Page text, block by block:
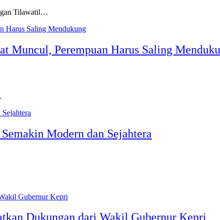
Tilawatil…
Muncul, Perempuan Harus Saling
Modern dan Sejahtera
Dukungan dari Wakil Gubernur Kepri